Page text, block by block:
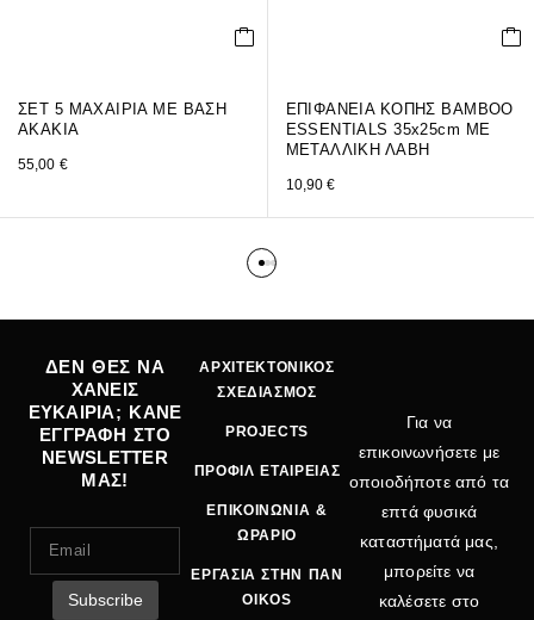
ΣΕΤ 5 ΜΑΧΑΙΡΙΑ ΜΕ ΒΑΣΗ
ΑΚΑΚΙΑ
55,00 €
ΕΠΙΦΑΝΕΙΑ ΚΟΠΗΣ BAMBOO
ESSENTIALS 35x25cm ΜΕ
ΜΕΤΑΛΛΙΚΗ ΛΑΒΗ
10,90€
ΔΕΝ ΘΕΣ ΝΑ
ΧΑΝΕΙΣ
ΕΥΚΑΙΡΙΑ; ΚΑΝΕ
ΕΓΓΡΑΦΗ ΣΤΟ
NEWSLETTER
ΜΑΣ!
ΑΡΧΙΤΕΚΤΟΝΙΚΟΣ
ΣΧΕΔΙΑΣΜΟΣ
PROJECTS
ΠΡΟΦΙΛ ΕΤΑΙΡΕΙΑΣ
ΕΠΙΚΟΙΝΩΝΙΑ &
ΩΡΑΡΙΟ
ΕΡΓΑΣΙΑ ΣΤΗΝ ΠΑΝ
OIKOS
Για να
επικοινωνήσετε με
οποιοδήποτε από τα
επτά φυσικά
καταστήματά μας,
μπορείτε να
καλέσετε στο